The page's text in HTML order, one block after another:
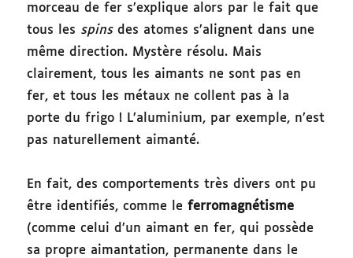
morceau de fer s’explique alors par le fait que
tous les spinsdes atomes s’alignent dans une
même direction. Mystère résolu. Mais
clairement, tous les aimants ne sont pas en
fer, et tous les métaux ne collent pas à la
porte du frigo ! L’aluminium, par exemple, n’est
pas naturellement aimanté.
En fait, des comportements très divers ont pu
être identifiés, comme leferromagnétisme
(comme celui d’un aimant en fer, qui possède
sa propre aimantation, permanente dans le